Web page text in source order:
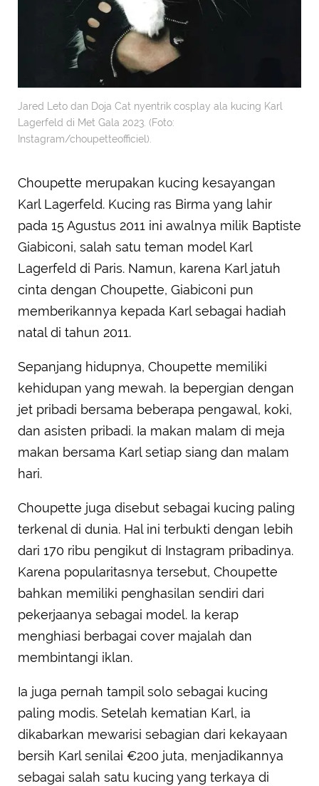
Jared Leto dan Doja Cat nyentrik cosplay ala kucing Karl
Lagerfeld di Met Gala 2023. (Foto:
Instagram/choupetteofficiel).
Choupette merupakan kucing kesayangan
Karl Lagerfeld. Kucing ras Birma yang lahir
pada 15 Agustus 2011 ini awalnya milik Baptiste
Giabiconi, salah satu teman model Karl
Lagerfeld di Paris. Namun, karena Karl jatuh
cinta dengan Choupette, Giabiconi pun
memberikannya kepada Karl sebagai hadiah
natal di tahun 2011.
Sepanjang hidupnya, Choupette memiliki
kehidupan yang mewah. Ia bepergian dengan
jet pribadi bersama beberapa pengawal, koki,
dan asisten pribadi. Ia makan malam di meja
makan bersama Karl setiap siang dan malam
hari.
Choupette juga disebut sebagai kucing paling
terkenal di dunia. Hal ini terbukti dengan lebih
dari 170 ribu pengikut di Instagram pribadinya.
Karena popularitasnya tersebut, Choupette
bahkan memiliki penghasilan sendiri dari
pekerjaanya sebagai model. Ia kerap
menghiasi berbagai cover majalah dan
membintangi iklan.
Ia juga pernah tampil solo sebagai kucing
paling modis. Setelah kematian Karl, ia
dikabarkan mewarisi sebagian dari kekayaan
bersih Karl senilai €200 juta, menjadikannya
sebagai salah satu kucing yang terkaya di